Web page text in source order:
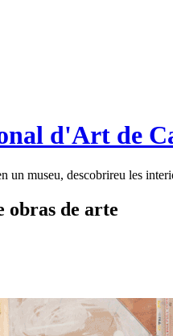
d'Art de
un museu, descobrireu les
obras de arte